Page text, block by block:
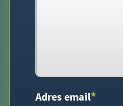
Adres email*